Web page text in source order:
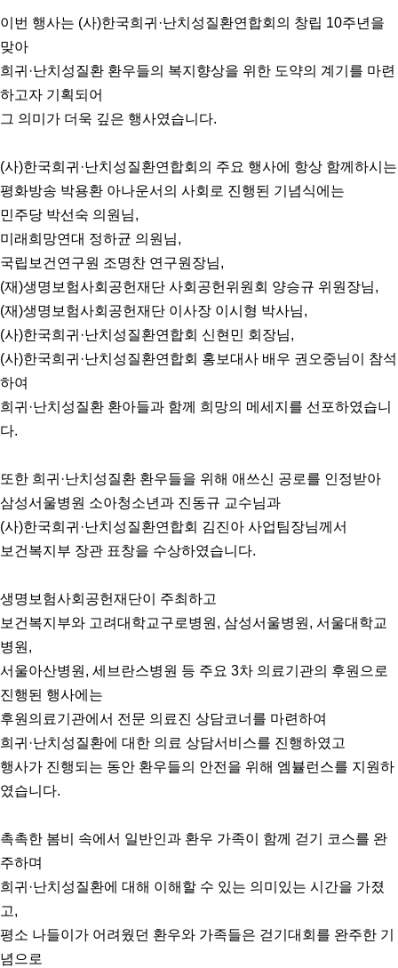
이번 행사는 (사)한국희귀·난치성질환연합회의 창립 10주년을
맞아
희귀·난치성질환 환우들의 복지향상을 위한 도약의 계기를 마련
하고자 기획되어
그 의미가 더욱 깊은 행사였습니다.
(사)한국희귀·난치성질환연합회의 주요 행사에 항상 함께하시는
평화방송 박용환 아나운서의 사회로 진행된 기념식에는
민주당 박선숙 의원님,
미래희망연대 정하균 의원님,
국립보건연구원 조명찬 연구원장님,
(재)생명보험사회공헌재단 사회공헌위원회 양승규 위원장님,
(재)생명보험사회공헌재단 이사장 이시형 박사님,
(사)한국희귀·난치성질환연합회 신현민 회장님,
(사)한국희귀·난치성질환연합회 홍보대사 배우 권오중님이 참석
하여
희귀·난치성질환 환아들과 함께 희망의 메세지를 선포하였습니
다.
또한 희귀·난치성질환 환우들을 위해 애쓰신 공로를 인정받아
삼성서울병원 소아청소년과 진동규 교수님과
(사)한국희귀·난치성질환연합회 김진아 사업팀장님께서
보건복지부 장관 표창을 수상하였습니다.
생명보험사회공헌재단이 주최하고
보건복지부와 고려대학교구로병원, 삼성서울병원, 서울대학교
병원,
서울아산병원, 세브란스병원 등 주요 3차 의료기관의 후원으로
진행된 행사에는
후원의료기관에서 전문 의료진 상담코너를 마련하여
희귀·난치성질환에 대한 의료 상담서비스를 진행하였고
행사가 진행되는 동안 환우들의 안전을 위해 엠뷸런스를 지원하
였습니다.
촉촉한 봄비 속에서 일반인과 환우 가족이 함께 걷기 코스를 완
주하며
희귀·난치성질환에 대해 이해할 수 있는 의미있는 시간을 가졌
고,
평소 나들이가 어려웠던 환우와 가족들은 걷기대회를 완주한 기
념으로